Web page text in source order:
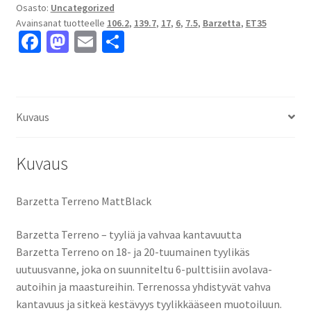
ET35
keskireikä:106.2
määrä
Osasto: Uncategorized
Avainsanat tuotteelle 106.2, 139.7, 17, 6, 7.5, Barzetta, ET35
Fa
o
o
M E S
Kuvaus
Kuvaus
Barzetta Terreno MattBlack
Barzetta Terreno – tyyliä ja vahvaa kantavuutta
Barzetta Terreno on 18- ja 20-tuumainen tyylikäs
uutuusvanne, joka on suunniteltu 6-pulttisiin avolava-
autoihin ja maastureihin. Terrenossa yhdistyvät vahva
kantavuus ja sitkeä kestävyys tyylikkääseen muotoiluun.